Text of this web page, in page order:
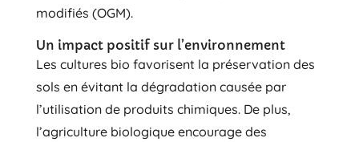
modifiés (OGM).
Un impact positif sur l’environnement
Les cultures bio favorisent la préservation des
sols en évitant la dégradation causée par
l’utilisation de produits chimiques. De plus,
l’agriculture biologique encourage des